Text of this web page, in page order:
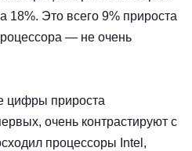
18%. Это всего 9% прироста
— не очень
цифры прироста
очень контрастируют с
процессоры Intel,